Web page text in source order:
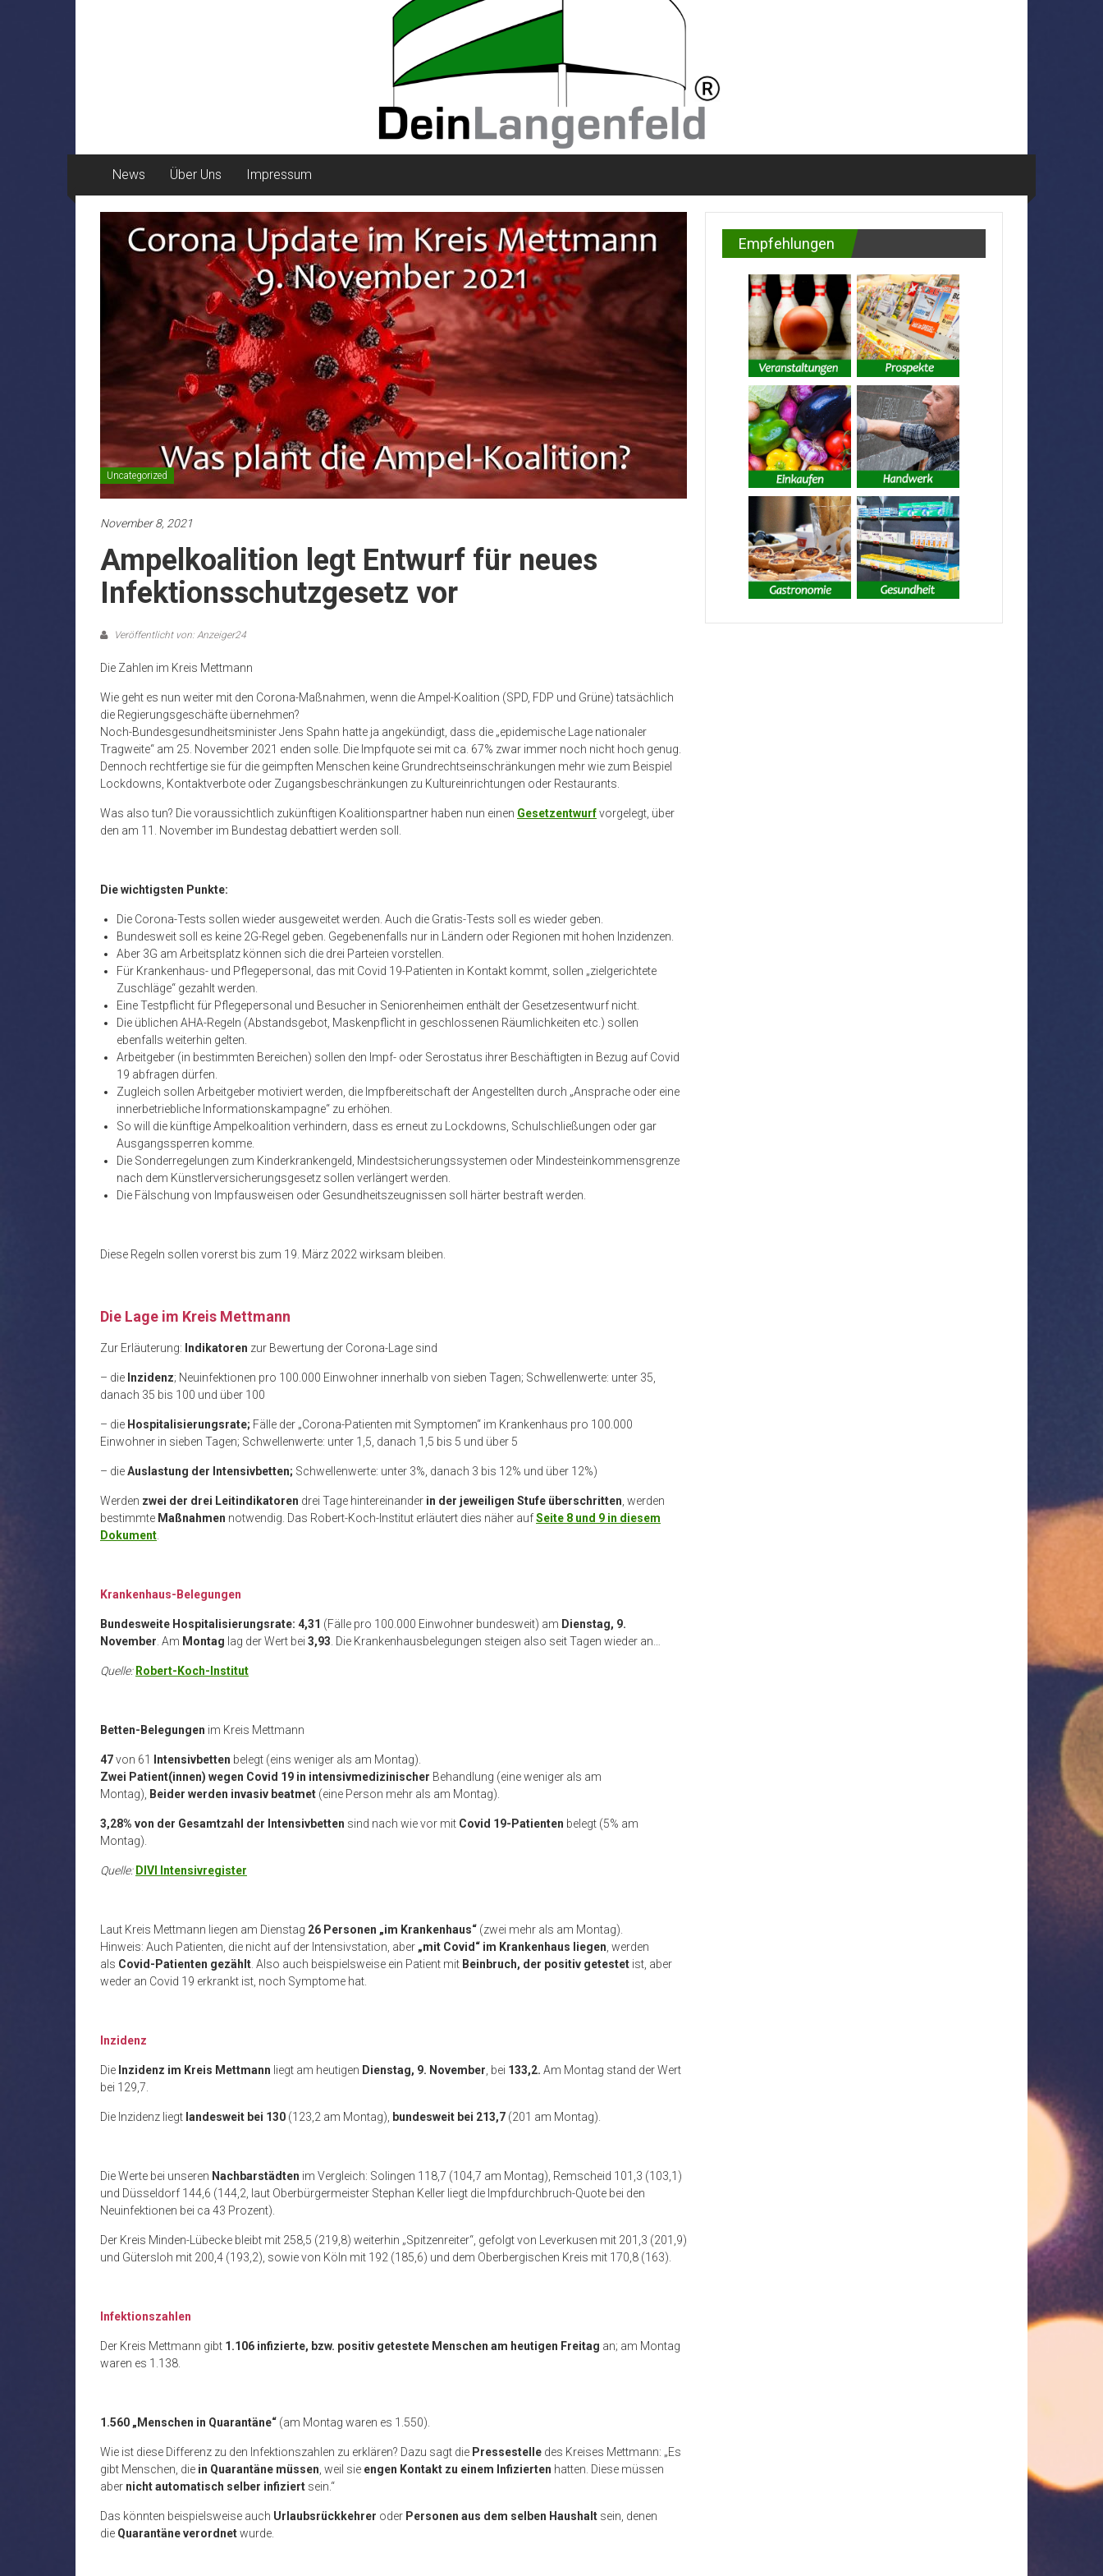
News Über Uns Impressum
Uncategorized
November 8, 2021
Ampelkoalition legt Entwurf für neues
Infektionsschutzgesetz vor
Veröffentlicht von: Anzeiger24
Die Zahlen im Kreis Mettmann
Wie geht es nun weiter mit den Corona-Maßnahmen, wenn die Ampel-Koalition (SPD, FDP und Grüne) tatsächlich
die Regierungsgeschäfte übernehmen?
Noch-Bundesgesundheitsminister Jens Spahn hatte ja angekündigt, dass die „epidemische Lage nationaler
Tragweite“ am 25. November 2021 enden solle. Die Impfquote sei mit ca. 67% zwar immer noch nicht hoch genug.
Dennoch rechtfertige sie für die geimpften Menschen keine Grundrechtseinschränkungen mehr wie zum Beispiel
Lockdowns, Kontaktverbote oder Zugangsbeschränkungen zu Kultureinrichtungen oder Restaurants.
Was also tun? Die voraussichtlich zukünftigen Koalitionspartner haben nun einen Gesetzentwurfvorgelegt, über
den am 11. November im Bundestag debattiert werden soll.
Die wichtigsten Punkte:
Die Corona-Tests sollen wieder ausgeweitet werden. Auch die Gratis-Tests soll es wieder geben.
Bundesweit soll es keine 2G-Regel geben. Gegebenenfalls nur in Ländern oder Regionen mit hohen Inzidenzen.
Aber 3G am Arbeitsplatz können sich die drei Parteien vorstellen.
Für Krankenhaus- und Pflegepersonal, das mit Covid 19-Patienten in Kontakt kommt, sollen „zielgerichtete
Zuschläge“ gezahlt werden.
Eine Testpflicht für Pflegepersonal und Besucher in Seniorenheimen enthält der Gesetzesentwurf nicht.
Die üblichen AHA-Regeln (Abstandsgebot, Maskenpflicht in geschlossenen Räumlichkeiten etc.) sollen
ebenfalls weiterhin gelten.
Arbeitgeber (in bestimmten Bereichen) sollen den Impf- oder Serostatus ihrer Beschäftigten in Bezug auf Covid
19 abfragen dürfen.
Zugleich sollen Arbeitgeber motiviert werden, die Impfbereitschaft der Angestellten durch „Ansprache oder eine
innerbetriebliche Informationskampagne“ zu erhöhen.
So will die künftige Ampelkoalition verhindern, dass es erneut zu Lockdowns, Schulschließungen oder gar
Ausgangssperren komme.
Die Sonderregelungen zum Kinderkrankengeld, Mindestsicherungssystemen oder Mindesteinkommensgrenze
nach dem Künstlerversicherungsgesetz sollen verlängert werden.
Die Fälschung von Impfausweisen oder Gesundheitszeugnissen soll härter bestraft werden.
Diese Regeln sollen vorerst bis zum 19. März 2022 wirksam bleiben.
Die Lage im Kreis Mettmann
Zur Erläuterung: Indikatoren zur Bewertung der Corona-Lage sind
– die Inzidenz; Neuinfektionen pro 100.000 Einwohner innerhalb von sieben Tagen; Schwellenwerte: unter 35,
danach 35 bis 100 und über 100
– die Hospitalisierungsrate; Fälle der „Corona-Patienten mit Symptomen“ im Krankenhaus pro 100.000
Einwohner in sieben Tagen; Schwellenwerte: unter 1,5, danach 1,5 bis 5 und über 5
– dieAuslastung der Intensivbetten; Schwellenwerte: unter 3%, danach 3 bis 12% und über 12%)
Werden zwei der drei Leitindikatoren drei Tage hintereinander in der jeweiligen Stufe überschritten , werden
bestimmte Maßnahmen notwendig. Das Robert-Koch-Institut erläutert dies näher aufSeite 8 und 9 in diesem
Dokument
Krankenhaus-Belegungen
Bundesweite Hospitalisierungsrate: 4,31 (Fälle pro 100.000 Einwohner bundesweit) am Dienstag, 9.
November . Am Montag lag der Wert bei 3,93 . Die Krankenhausbelegungen steigen also seit Tagen wieder an…
Quelle: Robert-Koch-Institut
Betten-Belegungen im Kreis Mettmann
47von 61 Intensivbetten belegt (eins weniger als am Montag).
Zwei Patient(innen) wegen Covid 19 in intensivmedizinischer Behandlung (eine weniger als am
Montag),
Beider werden invasiv beatmet (eine Person mehr als am Montag).
3,28% von der Gesamtzahl der Intensivbetten sind nach wie vor mit Covid 19-Patienten belegt (5% am
Montag).
Quelle: DIVI Intensivregister
Laut Kreis Mettmann liegen am Dienstag 26 Personen „im Krankenhaus“ (zwei mehr als am Montag).
Hinweis: Auch Patienten, die nicht auf der Intensivstation, aber „mit Covid“ im Krankenhaus liegen , werden
als Covid-Patienten gezählt . Also auch beispielsweise ein Patient mit Beinbruch, der positiv getestet ist, aber
weder an Covid 19 erkrankt ist, noch Symptome hat.
Inzidenz
Die Inzidenz im Kreis Mettmann liegt am heutigen Dienstag, 9. November , bei 133,2. Am Montag stand der Wert
bei 129,7.
Die Inzidenz liegt landesweit bei 130 (123,2 am Montag), bundesweit bei 213,7 (201 am Montag).
Die Werte bei unseren Nachbarstädten im Vergleich: Solingen 118,7 (104,7 am Montag), Remscheid 101,3 (103,1)
und Düsseldorf 144,6 (144,2, laut Oberbürgermeister Stephan Keller liegt die Impfdurchbruch-Quote bei den
Neuinfektionen bei ca 43 Prozent).
Der Kreis Minden-Lübecke bleibt mit 258,5 (219,8) weiterhin „Spitzenreiter“, gefolgt von Leverkusen mit 201,3 (201,9)
und Gütersloh mit 200,4 (193,2), sowie von Köln mit 192 (185,6) und dem Oberbergischen Kreis mit 170,8 (163).
Infektionszahlen
Der Kreis Mettmann gibt 1.106 infizierte, bzw. positiv getestete Menschen am heutigen Freitag an; am Montag
waren es 1.138.
1.560 „Menschen in Quarantäne“ (am Montag waren es 1.550).
Wie ist diese Differenz zu den Infektionszahlen zu erklären? Dazu sagt die Pressestelle des Kreises Mettmann: „Es
gibt Menschen, die in Quarantäne müssen , weil sie engen Kontakt zu einem Infizierten hatten. Diese müssen
aber nicht automatisch selber infiziert sein.“
Das könnten beispielsweise auch Urlaubsrückkehrer oder Personen aus dem selben Haushalt sein, denen
die Quarantäne verordnetwurde.
Empfehlungen